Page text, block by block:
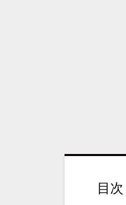
目次